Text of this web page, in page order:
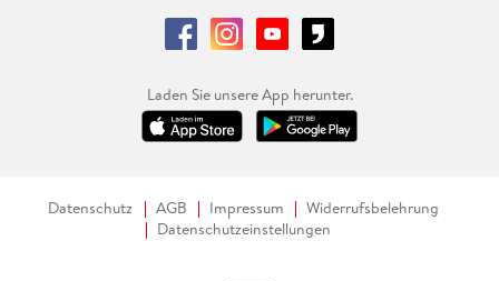
Laden Sie unsere App herunter.
Datenschutz AGB Impressum
Widerrufsbelehrung
Datenschutzeinstellungen